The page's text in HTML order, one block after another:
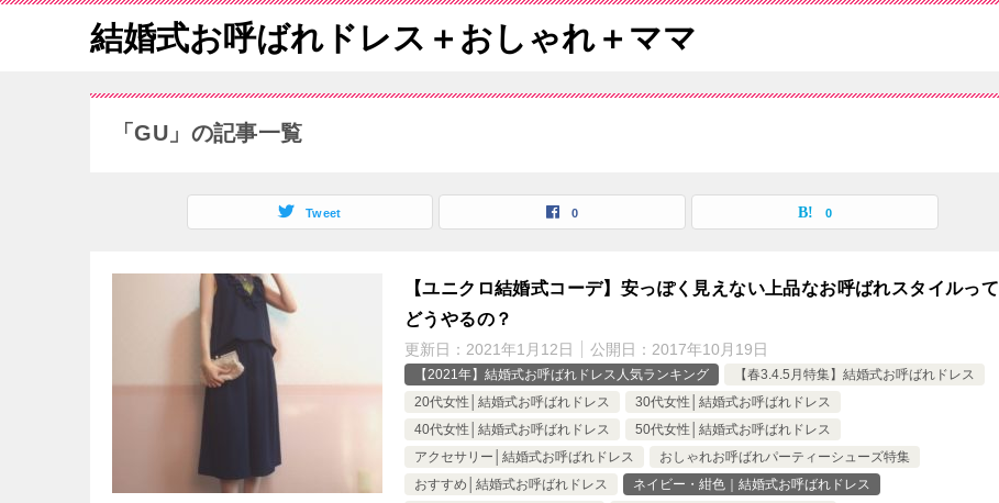
結婚式お呼ばれドレス＋おしゃれ＋ママ
「GU」の記事一覧
Tweet 0 0
【ユニクロ結婚式コーデ】安っぽく見えない上品なお呼ばれスタイルって
どうやるの？
更新日： 2021年1月12日 公開日： 2017年10月19日
【2021年】結婚式お呼ばれドレス人気ランキング
【春3.4.5月特集】結婚式お呼ばれドレス
20代女性│結婚式お呼ばれドレス
30代女性│結婚式お呼ばれドレス
40代女性│結婚式お呼ばれドレス
50代女性│結婚式お呼ばれドレス
アクセサリー│結婚式お呼ばれドレス
おしゃれお呼ばれパーティーシューズ特集
おすすめ│結婚式お呼ばれドレス
ネイビー・紺色｜結婚式お呼ばれドレス